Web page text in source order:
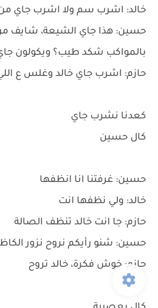
خالد: اشرب سم ولا اشرب جاي
حسين: هذا جاي الشيعة، شايف
بالمواكب شكد طيب؟ ويكولون
حازم: اشرب جاي خالد وغلس ع
كعدنا نشرب جاي
كال حسين
حسين: غرفتنا انا انظفها
خالد: ولي نظفها انت
حازم: جا انت خالد تنظف الصالة
حسين: شنو رأيكم نروح نزور
حازم: خوش فكرة، خالد تروح